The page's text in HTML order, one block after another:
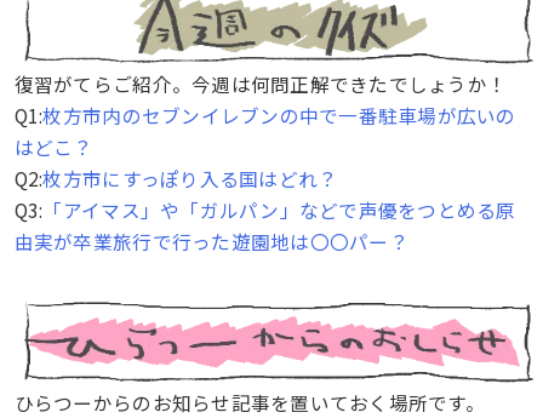
復習がてらご紹介。今週は何問正解できたでしょうか！
Q1:枚方市内のセブンイレブンの中で一番駐車場が広いの
はどこ？
Q2:枚方市にすっぽり入る国はどれ？
Q3: 「アイマス」や「ガルパン」などで声優をつとめる原
由実が卒業旅行で行った遊園地は〇〇パー？
ひらつーからのお知らせ記事を置いておく場所です。